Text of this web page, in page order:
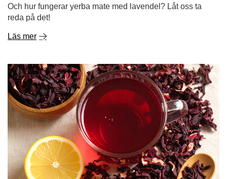
Och hur fungerar yerba mate med lavendel? Låt oss ta
reda på det!
Läs mer